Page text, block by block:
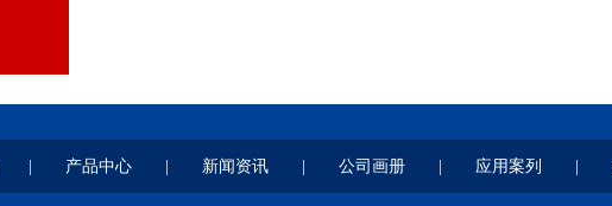
产品中心 新闻资讯 公司画册 应用案列